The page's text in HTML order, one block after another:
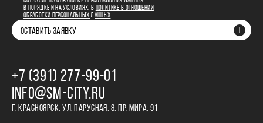
В ПОРЯДКЕ И НА УСЛОВИЯХ, В
ПОЛИТИКЕ В ОТНОШЕНИИ
ОБРАБОТКИ ПЕРСОНАЛЬНЫХ ДАННЫХ
ОСТАВИТЬ ЗАЯВКУ
+7 (391) 277‒99‒01
INFO@SM-CITY.RU
Г. КРАСНОЯРСК, УЛ. ПАРУСНАЯ, 8, ПР. МИРА, 91